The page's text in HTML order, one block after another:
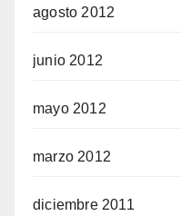
agosto 2012
junio 2012
mayo 2012
marzo 2012
diciembre 2011